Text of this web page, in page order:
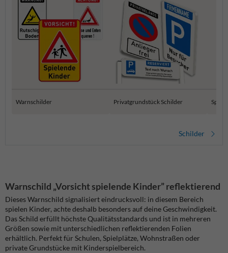
Warnschilder Privatgrundstück Schilder
Schilder
Warnschild „Vorsicht spielende Kinder” reflektierend
Dieses Warnschild signalisiert eindrucksvoll: in diesem Bereich
spielen Kinder, achte deshalb besonders auf deine Geschwindigkeit.
Das Schild erfüllt höchste Qualitätsstandards und ist in mehreren
Größen sowie mit unterschiedlichen reflektierenden Folien
erhältlich. Perfekt für Schulen, Spielplätze, Wohnstraßen oder
private Grundstücke mit Kinderspielbereich.